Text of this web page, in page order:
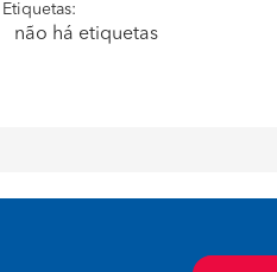
Etiquetas:
não há etiquetas